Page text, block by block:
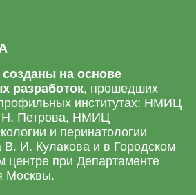
созданы на основе
разработок, прошедших
институтах: НМИЦ
Н. Петрова, НМИЦ
и перинатологии
В. И. Кулакова и в Городском
центре при Департаменте
Москвы.